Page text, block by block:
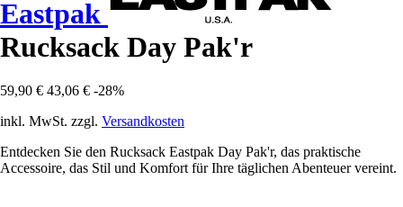
Eastpak
Rucksack Day Pak'r
59,90 € 43,06 € -28%
inkl. MwSt. zzgl. Versandkosten
Entdecken Sie den Rucksack Eastpak Day Pak'r, das praktische
Accessoire, das Stil und Komfort für Ihre täglichen Abenteuer vereint.